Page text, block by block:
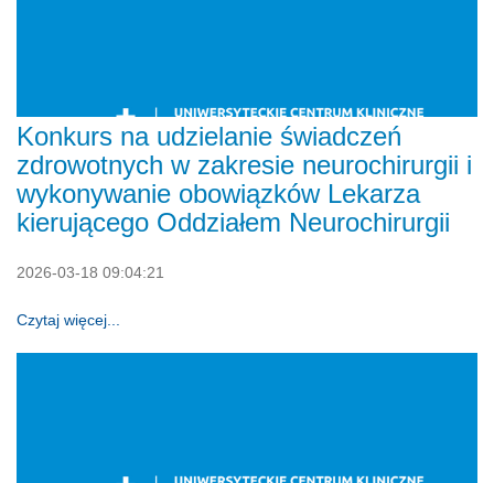
Konkurs na udzielanie świadczeń
zdrowotnych w zakresie neurochirurgii i
wykonywanie obowiązków Lekarza
kierującego Oddziałem Neurochirurgii
2026-03-18 09:04:21
Czytaj więcej...